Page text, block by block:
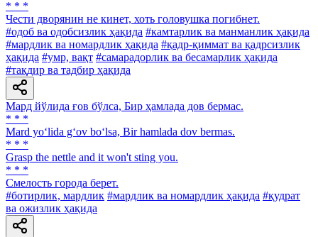
* * *
Чести дворянин не кинет, хоть головушка погибнет.
#одоб ва одобсизлик ҳақида #камтарлик ва манманлик ҳақида
#мардлик ва номардлик ҳақида #қадр-қиммат ва қадрсизлик
ҳақида #умр, вақт #самарадорлик ва бесамарлик ҳақида
#тақдир ва тадбир ҳақида
Мард йўлида ғов бўлса, Бир ҳамлада дов бермас.
* * *
Mard yo‘lida g‘ov bo‘lsa, Bir hamlada dov bermas.
* * *
Grasp the nettle and it won't sting you.
* * *
Смелость города берет.
#ботирлик, мардлик #мардлик ва номардлик ҳақида #қудрат
ва ожизлик ҳақида